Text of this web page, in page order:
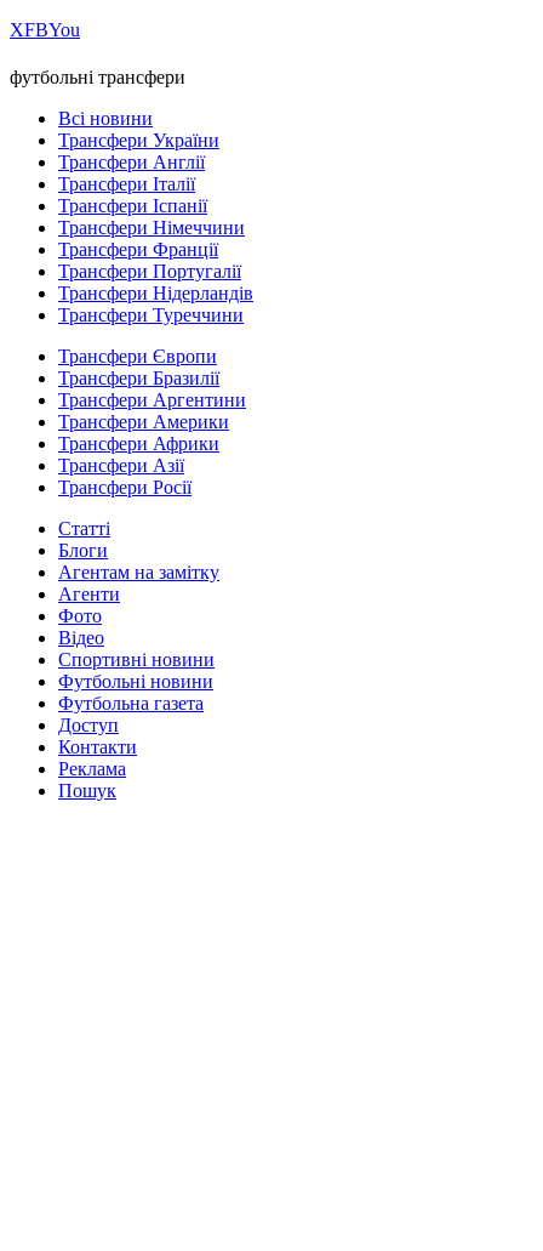
ХFBYou
футбольні трансфери
Всі новини
Трансфери України
Трансфери Англії
Трансфери Італії
Трансфери Іспанії
Трансфери Німеччини
Трансфери Франції
Трансфери Португалії
Трансфери Нідерландів
Трансфери Туреччини
Трансфери Європи
Трансфери Бразилії
Трансфери Аргентини
Трансфери Америки
Трансфери Африки
Трансфери Азії
Трансфери Росії
Статті
Блоги
Агентам на замітку
Агенти
Фото
Відео
Спортивні новини
Футбольні новини
Футбольна газета
Доступ
Контакти
Реклама
Пошук